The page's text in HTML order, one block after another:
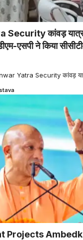
कांवड़ यात्रा
एसपी ने किया
Yatra Security कांवड़
Projects